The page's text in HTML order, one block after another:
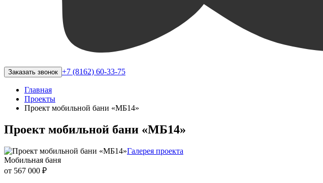
Заказать звонок +7 (8162) 60-33-75
Главная
Проекты
Проект мобильной бани «МБ14»
Проект мобильной бани «МБ14»
Галерея проекта
Мобильная баня
от 567 000 ₽